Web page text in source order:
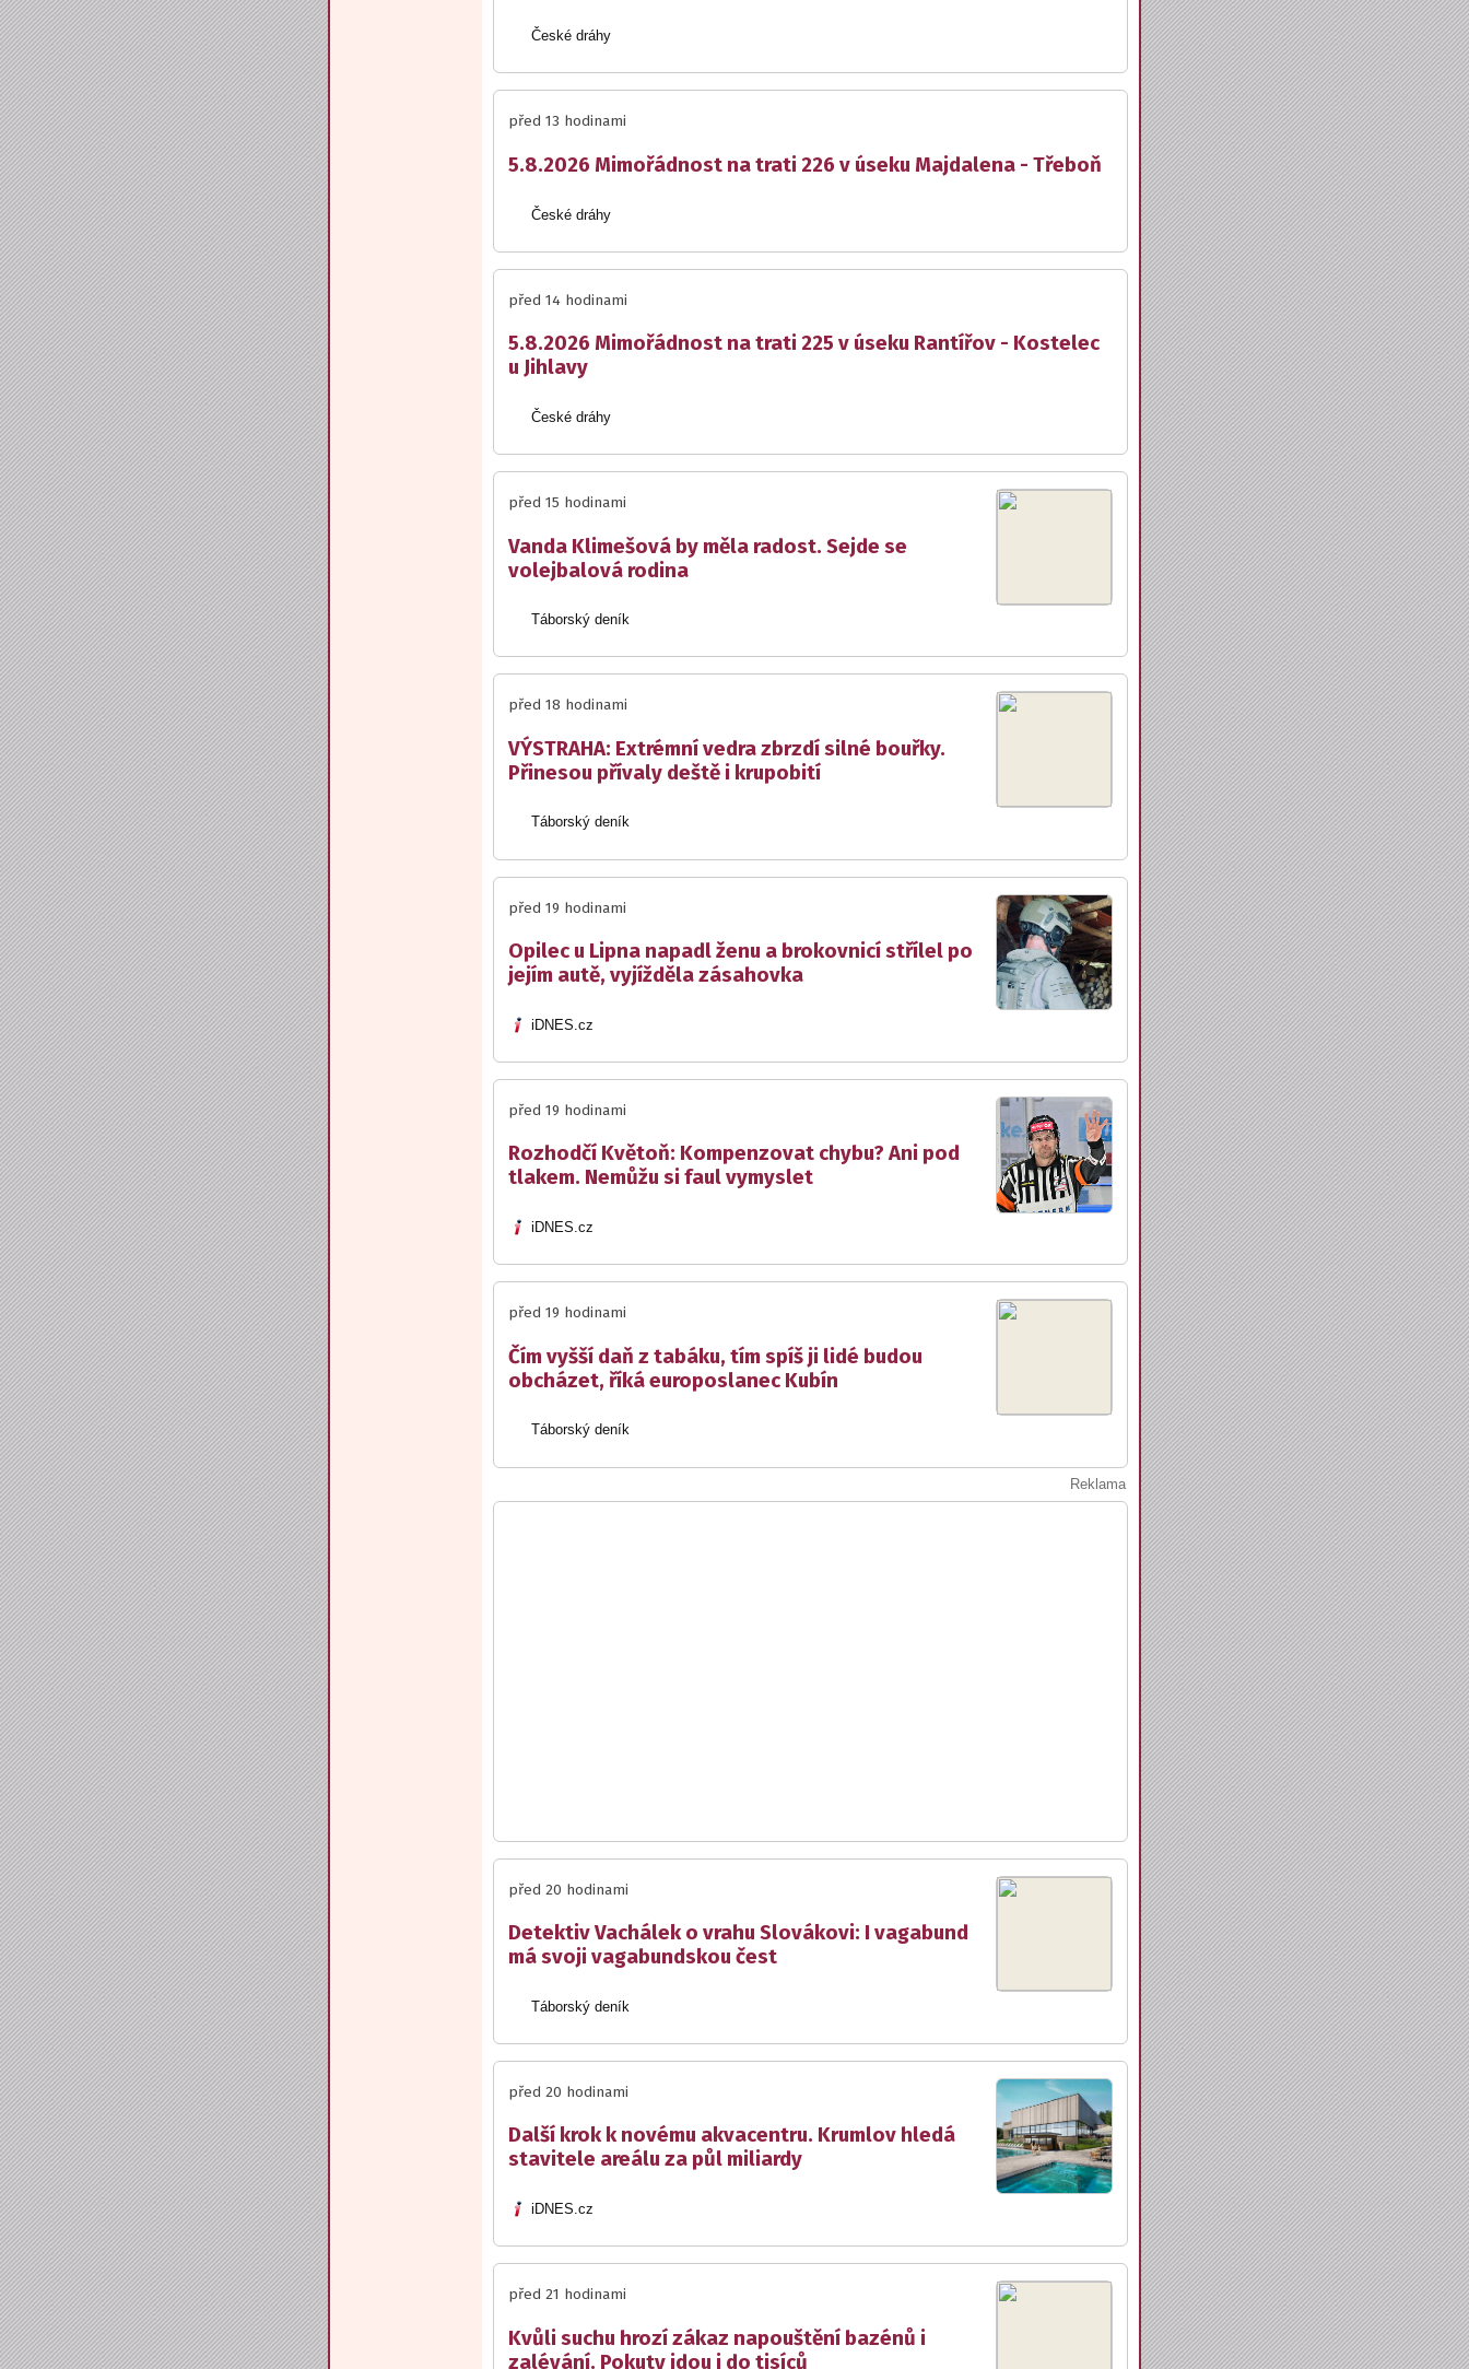
České dráhy
před 13 hodinami
5.8.2026 Mimořádnost na trati 226 v úseku Majdalena - Třeboň
České dráhy
před 14 hodinami
5.8.2026 Mimořádnost na trati 225 v úseku Rantířov - Kostelec
u Jihlavy
České dráhy
před 15 hodinami
Vanda Klimešová by měla radost. Sejde se
volejbalová rodina
Táborský deník
před 18 hodinami
VÝSTRAHA: Extrémní vedra zbrzdí silné bouřky.
Přinesou přívaly deště i krupobití
Táborský deník
před 19 hodinami
Opilec u Lipna napadl ženu a brokovnicí střílel po
jejím autě, vyjížděla zásahovka
iDNES.cz
před 19 hodinami
Rozhodčí Květoň: Kompenzovat chybu? Ani pod
tlakem. Nemůžu si faul vymyslet
iDNES.cz
před 19 hodinami
Čím vyšší daň z tabáku, tím spíš ji lidé budou
obcházet, říká europoslanec Kubín
Táborský deník
Reklama
před 20 hodinami
Detektiv Vachálek o vrahu Slovákovi: I vagabund
má svoji vagabundskou čest
Táborský deník
před 20 hodinami
Další krok k novému akvacentru. Krumlov hledá
stavitele areálu za půl miliardy
iDNES.cz
před 21 hodinami
Kvůli suchu hrozí zákaz napouštění bazénů i
zalévání. Pokuty jdou i do tisíců